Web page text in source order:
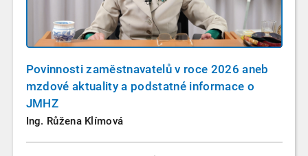
Povinnosti zaměstnavatelů v roce 2026 aneb
mzdové aktuality a podstatné informace o
JMHZ
Ing. Růžena Klímová